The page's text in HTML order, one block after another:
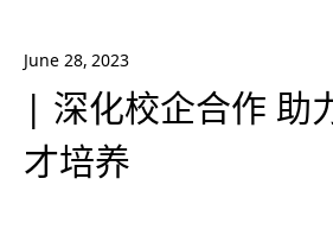
June 28, 2023
| 深化校企合作 助
才培养